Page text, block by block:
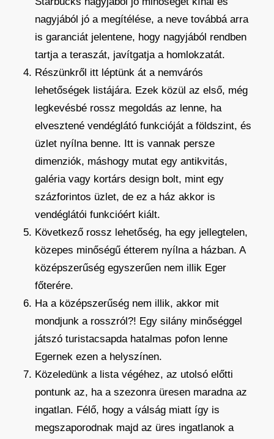
nagyjából jó a megítélése, a neve továbbá arra
is garanciát jelentene, hogy nagyjából rendben
tartja a teraszát, javítgatja a homlokzatát.
Részünkről itt léptünk át a nemvárós
lehetőségek listájára. Ezek közül az első, még
legkevésbé rossz megoldás az lenne, ha
elvesztené vendéglátó funkcióját a földszint, és
üzlet nyílna benne. Itt is vannak persze
dimenziók, máshogy mutat egy antikvitás,
galéria vagy kortárs design bolt, mint egy
százforintos üzlet, de ez a ház akkor is
vendéglátói funkcióért kiált.
Következő rossz lehetőség, ha egy jellegtelen,
közepes minőségű étterem nyílna a házban. A
középszerűség egyszerűen nem illik Eger
főterére.
Ha a középszerűség nem illik, akkor mit
mondjunk a rosszról?! Egy silány minőséggel
játszó turistacsapda hatalmas pofon lenne
Egernek ezen a helyszínen.
Közeledünk a lista végéhez, az utolsó előtti
pontunk az, ha a szezonra üresen maradna az
ingatlan. Félő, hogy a válság miatt így is
megszaporodnak majd az üres ingatlanok a